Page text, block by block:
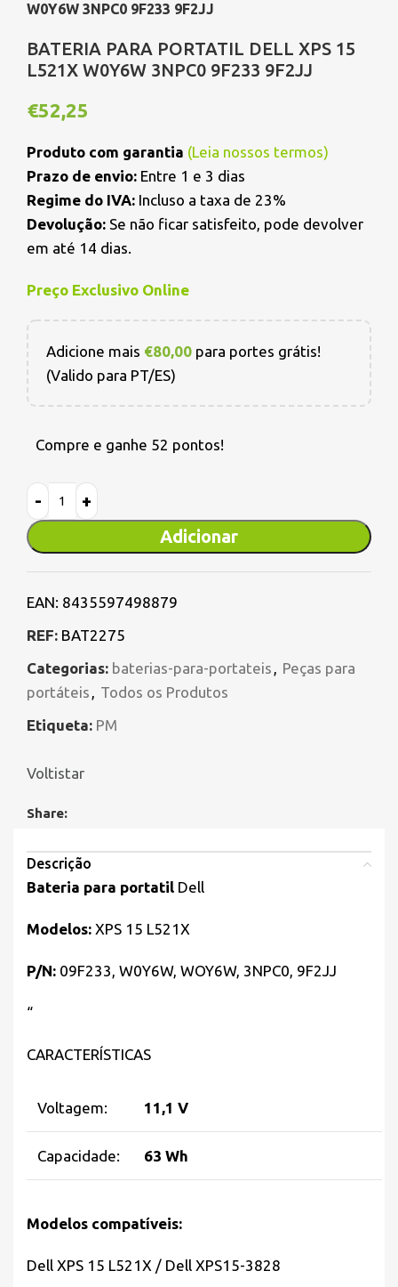
W0Y6W 3NPC0 9F233 9F2JJ
BATERIA PARA PORTATIL DELL XPS 15
L521X W0Y6W 3NPC0 9F233 9F2JJ
€52,25
Produto com garantia (Leia nossos termos)
Prazo de envio: Entre 1 e 3 dias
Regime do IVA: Incluso a taxa de 23%
Devolução: Se não ficar satisfeito, pode devolver
em até 14 dias.
Preço Exclusivo Online
Adicione mais €80,00 para portes grátis!
(Valido para PT/ES)
Compre e ganhe 52 pontos!
Adicionar
EAN: 8435597498879
REF: BAT2275
Categorias: baterias-para-portateis , Peças para
portáteis , Todos os Produtos
Etiqueta: PM
Voltistar
Share:
Descrição
Bateria para portatil Dell
Modelos: XPS 15 L521X
P/N: 09F233, W0Y6W, WOY6W, 3NPC0, 9F2JJ
“
CARACTERÍSTICAS
Voltagem: 11,1 V
Capacidade: 63 Wh
Modelos compatíveis:
Dell XPS 15 L521X / Dell XPS15-3828